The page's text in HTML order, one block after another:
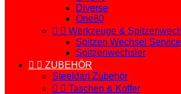
Diverse
One80
  Werkzeuge &
Spitzen Wechsel Service
Spitzenwechsler
  ZUBEHÖR
Steeldart Zubehör
  Taschen & Koffer